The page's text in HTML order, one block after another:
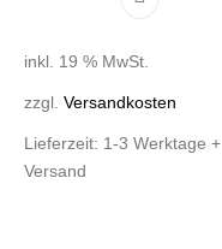
inkl. 19 % MwSt.
zzgl.Versandkosten
Lieferzeit: 1-3 Werktage +
Versand